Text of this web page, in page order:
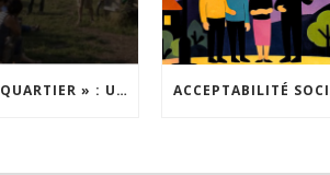
« INSPIRONS LE QUARTIER » : UN NOUVEL APPEL À PROJETS EST LANCÉ !